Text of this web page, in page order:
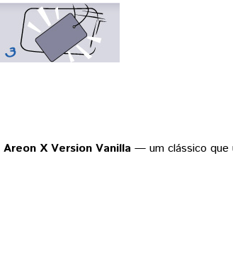
Areon X Version Vanilla — um clássico que